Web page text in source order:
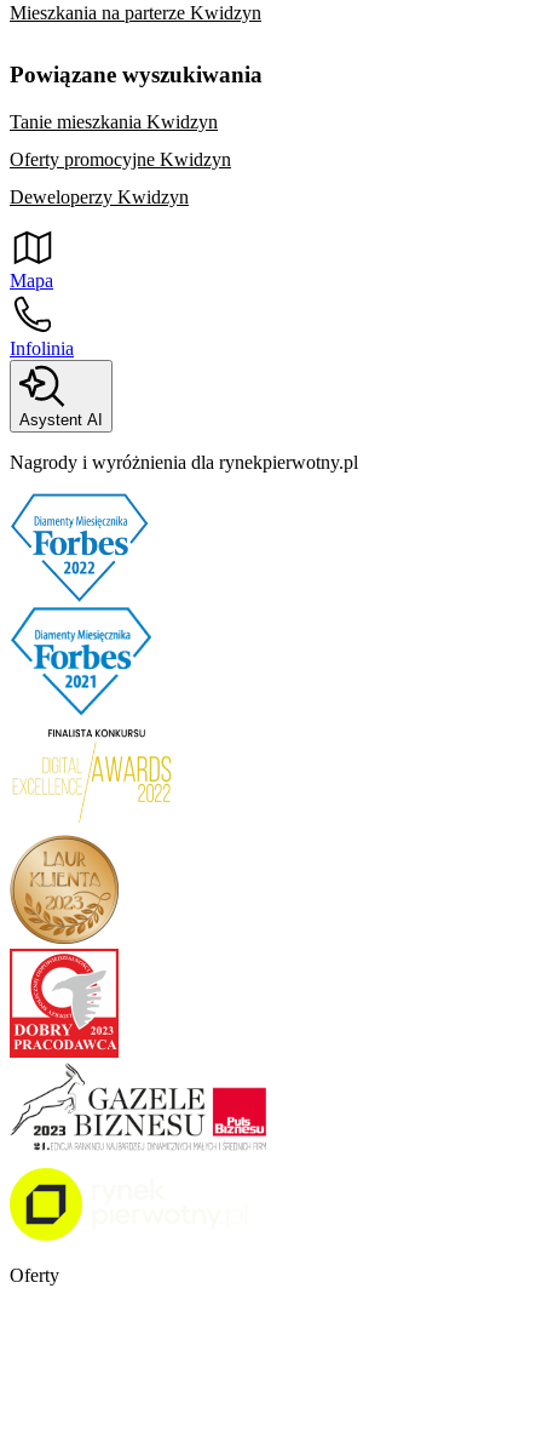
Mieszkania na parterze Kwidzyn
Powiązane wyszukiwania
Tanie mieszkania Kwidzyn
Oferty promocyjne Kwidzyn
Deweloperzy Kwidzyn
Mapa
Infolinia
Asystent AI
Nagrody i wyróżnienia dla rynekpierwotny.pl
Oferty